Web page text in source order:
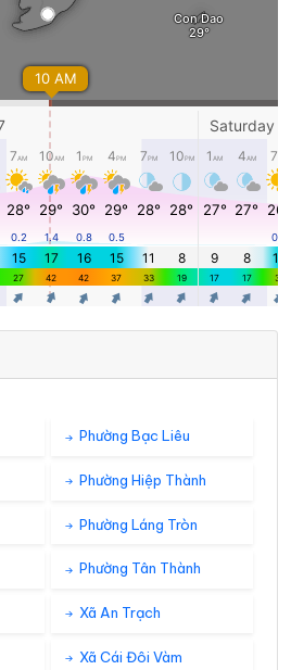
Phường Bạc Liêu
Phường Hiệp Thành
Phường Láng Tròn
Phường Tân Thành
Xã An Trạch
Xã Cái Đôi Vàm